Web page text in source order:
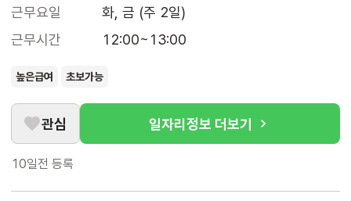
근무요일
화, 금 (주 2일)
근무시간
12:00~13:00
높은급여 초보가능
관심 일자리정보 더보기
10일전 등록